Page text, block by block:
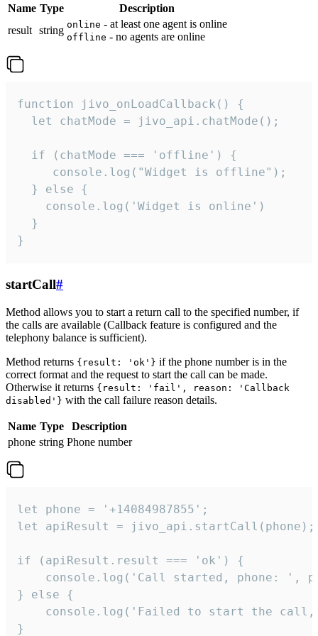
Name Type
Description
result string online - at least one agent is online
offline - no agents are online
function jivo_onLoadCallback() {
  let chatMode = jivo_api.chatMode();
  if (chatMode === 'offline') {
     console.log("Widget is offline");
  } else {
    console.log('Widget is online')
  }
}
startCall#
Method allows you to start a return call to the specified number, if
the calls are available (Callback feature is configured and the
telephony balance is sufficient).
Method returns {result: 'ok'} if the phone number is in the
correct format and the request to start the call can be made.
Otherwise it returns {result: 'fail', reason: 'Callback
disabled'} with the call failure reason details.
Name Type
Description
phone string Phone number
let phone = '+14084987855';
let apiResult = jivo_api.startCall(phone);
if (apiResult.result === 'ok') {
console.log('Call started, phone: ',
} else {
console.log('Failed to start the
}